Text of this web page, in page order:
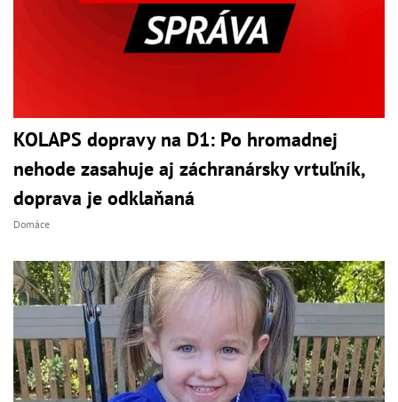
KOLAPS dopravy na D1: Po hromadnej
nehode zasahuje aj záchranársky vrtuľník,
doprava je odklaňaná
Domáce